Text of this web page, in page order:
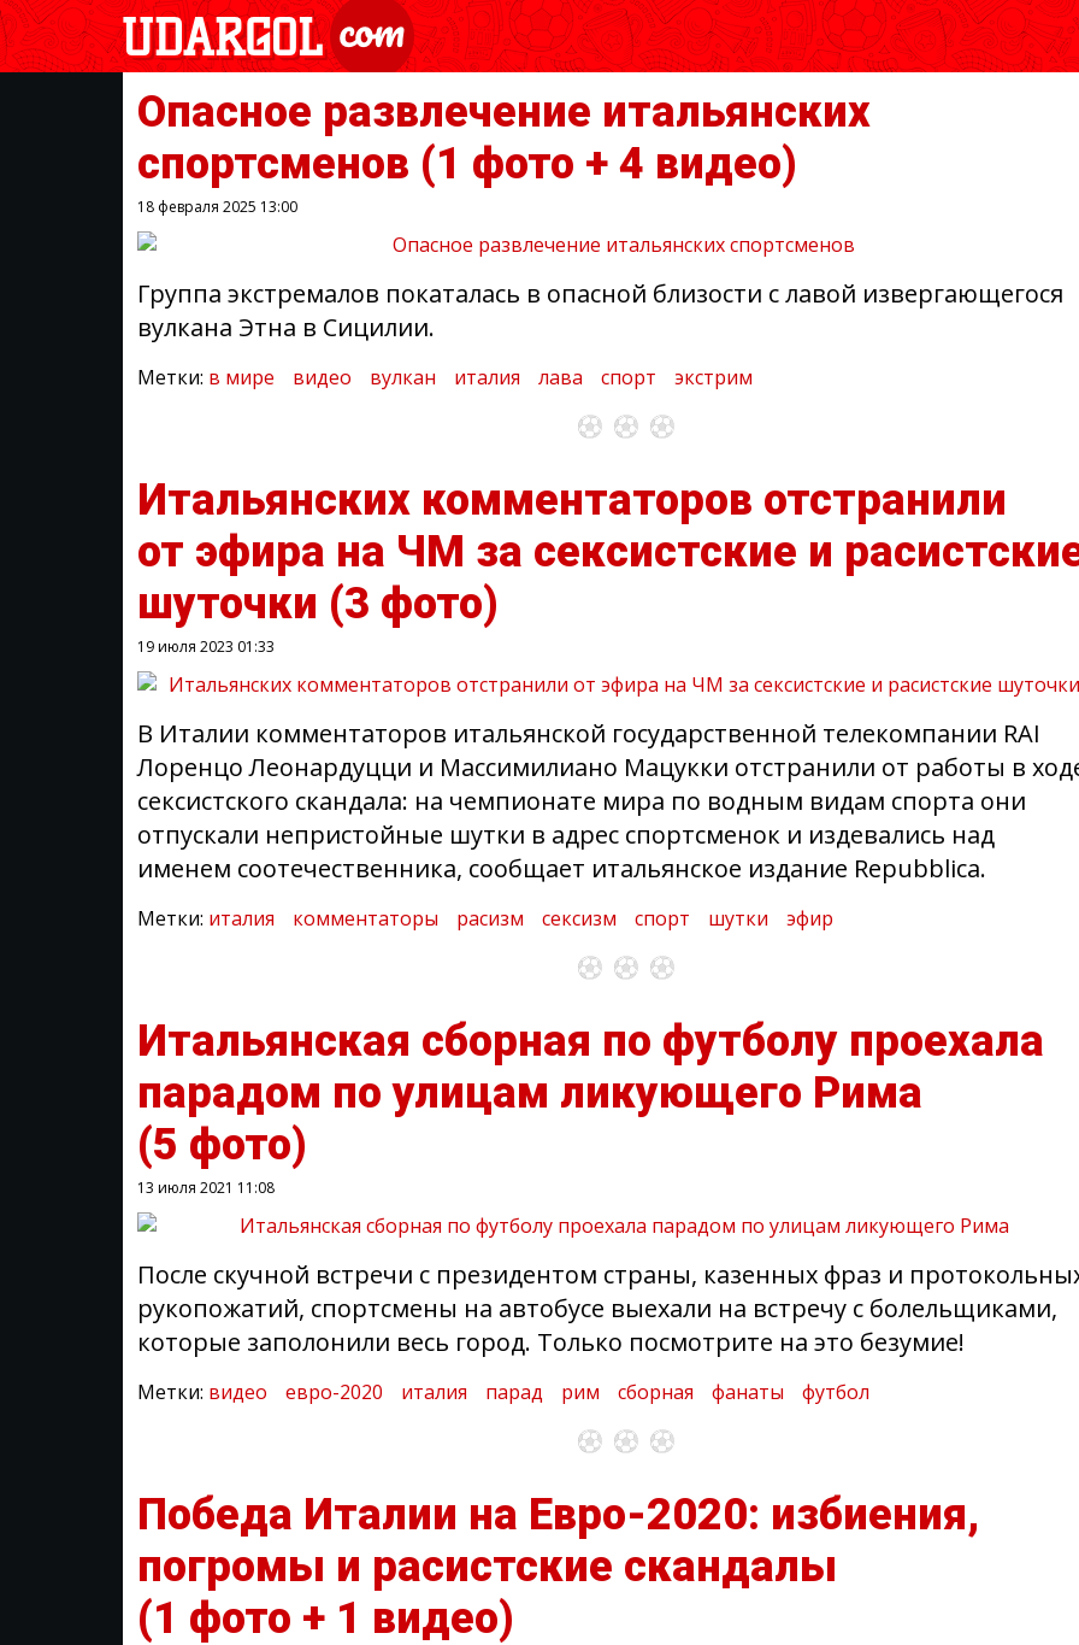
Опасное развлечение итальянских
спортсменов (1 фото + 4 видео)
18 февраля 2025 13:00
Группа экстремалов покаталась в опасной близости с лавой извергающегося
вулкана Этна в Сицилии.
Метки: в мире видео вулкан италия лава спорт экстрим
Итальянских комментаторов отстранили
от эфира на ЧМ за сексистские и
шуточки (3 фото)
19 июля 2023 01:33
В Италии комментаторов итальянской государственной телекомпании RAI
Лоренцо Леонардуцци и Массимилиано Мацукки отстранили от работы в
сексистского скандала: на чемпионате мира по водным видам спорта они
отпускали непристойные шутки в адрес спортсменок и издевались над
именем соотечественника, сообщает итальянское издание Repubblica.
Метки: италия комментаторы расизм сексизм спорт шутки эфир
Итальянская сборная по футболу проехала
парадом по улицам ликующего Рима
(5 фото)
13 июля 2021 11:08
После скучной встречи с президентом страны, казенных фраз и
рукопожатий, спортсмены на автобусе выехали на встречу с болельщиками,
которые заполонили весь город. Только посмотрите на это безумие!
Метки: видео евро-2020 италия парад рим сборная фанаты футбол
Победа Италии на Евро-2020: избиения,
погромы и расистские скандалы
(1 фото + 1 видео)